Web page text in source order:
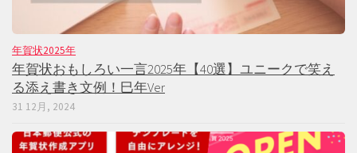
年賀状2025年
年賀状おもしろい一言2025年【40選】ユニークで笑え
る添え書き文例！巳年Ver
31 12月, 2024